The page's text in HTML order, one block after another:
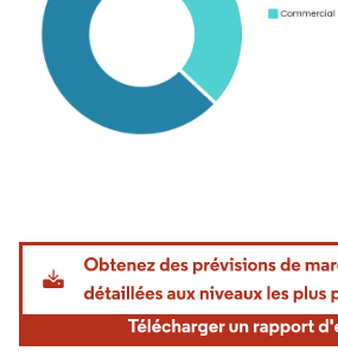
Image © Mordor Intelligence. La réutilisation